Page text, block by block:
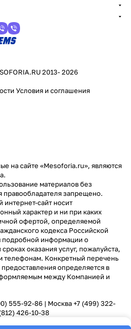
2013- 2026
Условия и соглашения
на сайте «Mesoforia.ru», являются
материалов без
правообладателя запрещено.
сайт носит
характер и ни при каких
офертой, определяемой
кодекса Российской
информации о
оказания услуг, пожалуйста,
телефонам. Конкретный перечень
предоставления определяется в
между Компанией и
555-92-86 | Москва+7 (499) 322-
426-10-38